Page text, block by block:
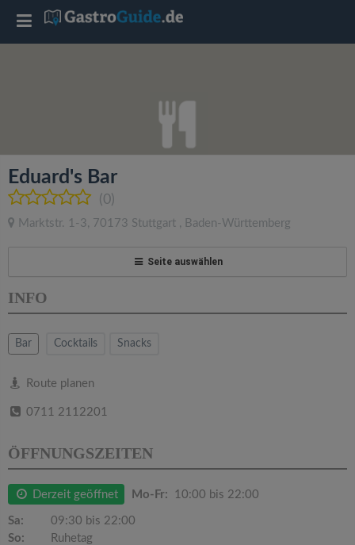
Eduard's Bar
(0)
Marktstr. 1-3, 70173 Stuttgart , Baden-Württemberg
Seite auswählen
INFO
Bar Cocktails Snacks
Route planen
0711 2112201
ÖFFNUNGSZEITEN
Derzeit geöffnet Mo-Fr: 10:00 bis 22:00
Sa:
09:30 bis 22:00
So:
Ruhetag
T
l
e
a
v
a